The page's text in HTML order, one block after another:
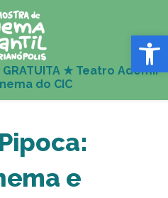
Abrir
e